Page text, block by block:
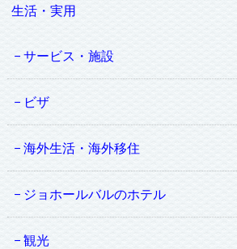
生活・実用
サービス・施設
ビザ
海外生活・海外移住
ジョホールバルのホテル
観光